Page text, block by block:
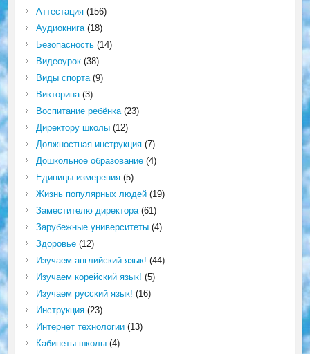
Аттестация(156)
Аудиокнига(18)
Безопасность(14)
Видеоурок(38)
Виды спорта(9)
Викторина(3)
Воспитание ребёнка(23)
Директору школы(12)
Должностная инструкция(7)
Дошкольное образование(4)
Единицы измерения(5)
Жизнь популярных людей(19)
Заместителю директора(61)
Зарубежные университеты(4)
Здоровье(12)
Изучаем английский язык! (44)
Изучаем корейский язык! (5)
Изучаем русский язык! (16)
Инструкция(23)
Интернет технологии(13)
Кабинеты школы(4)